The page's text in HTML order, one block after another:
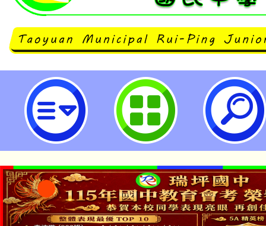
「全面性教育(含愛滋病防治)計畫
之全面性教育工作坊坊（北區場）
國民中學